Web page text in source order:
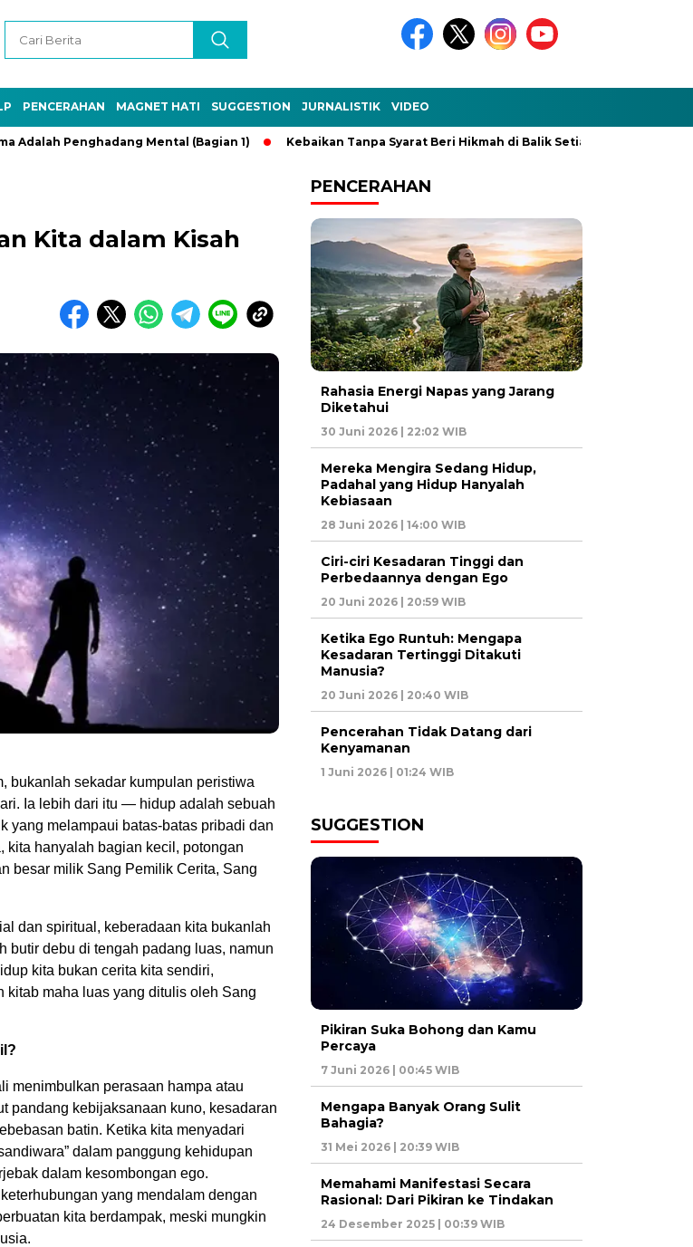
PENCERAHAN MAGNET HATI SUGGESTION JURNALISTIK VIDEO
Penghadang Mental (Bagian 1) Kebaikan Tanpa Syarat Beri Hikmah di Balik Setiap Kejadian
Kita dalam Kisah
bukanlah sekadar kumpulan peristiwa
Ia lebih dari itu — hidup adalah sebuah
yang melampaui batas-batas pribadi dan
kita hanyalah bagian kecil, potongan
besar milik Sang Pemilik Cerita, Sang
dan spiritual, keberadaan kita bukanlah
butir debu di tengah padang luas, namun
kita bukan cerita kita sendiri,
kitab maha luas yang ditulis oleh Sang
menimbulkan perasaan hampa atau
pandang kebijaksanaan kuno, kesadaran
batin. Ketika kita menyadari
dalam panggung kehidupan
dalam kesombongan ego.
yang mendalam dengan
kita berdampak, meski mungkin
PENCERAHAN
Rahasia Energi Napas yang Jarang
Diketahui
30 Juni 2026 | 22:02 WIB
Mereka Mengira Sedang Hidup,
Padahal yang Hidup Hanyalah
Kebiasaan
28 Juni 2026 | 14:00 WIB
Ciri-ciri Kesadaran Tinggi dan
Perbedaannya dengan Ego
20 Juni 2026 | 20:59 WIB
Ketika Ego Runtuh: Mengapa
Kesadaran Tertinggi Ditakuti
Manusia?
20 Juni 2026 | 20:40 WIB
Pencerahan Tidak Datang dari
Kenyamanan
1 Juni 2026 | 01:24 WIB
SUGGESTION
Pikiran Suka Bohong dan Kamu
Percaya
7 Juni 2026 | 00:45 WIB
Mengapa Banyak Orang Sulit
Bahagia?
31 Mei 2026 | 20:39 WIB
Memahami Manifestasi Secara
Rasional: Dari Pikiran ke Tindakan
24 Desember 2025 | 00:39 WIB